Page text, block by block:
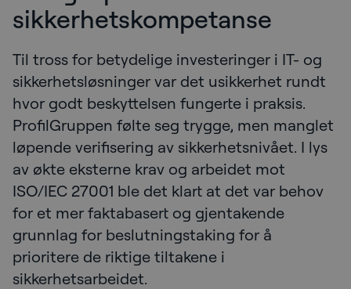
sikkerhetskompetanse
Til tross for betydelige investeringer i IT- og
sikkerhetsløsninger var det usikkerhet rundt
hvor godt beskyttelsen fungerte i praksis.
ProfilGruppen følte seg trygge, men manglet
løpende verifisering av sikkerhetsnivået. I lys
av økte eksterne krav og arbeidet mot
ISO/IEC 27001 ble det klart at det var behov
for et mer faktabasert og gjentakende
grunnlag for beslutningstaking for å
prioritere de riktige tiltakene i
sikkerhetsarbeidet.